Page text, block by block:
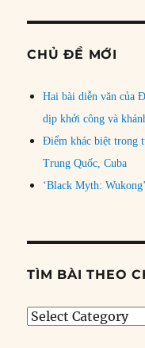
CHỦ ĐỀ MỚI
Hai bài diễn văn của
dịp khởi công và
Điểm khác biệt trong
Trung Quốc, Cuba
‘Black Myth:
TÌM BÀI THEO
Tìm